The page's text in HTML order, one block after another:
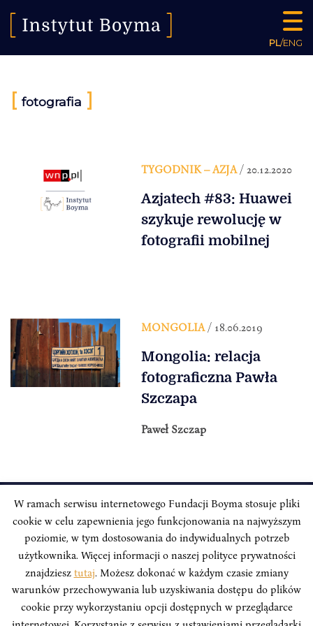
PL/ENG
[ fotografia ]
TYGODNIK – AZJA/ 20.12.2020
Azjatech #83: Huawei
szykuje rewolucję w
fotografii mobilnej
MONGOLIA/ 18.06.2019
Mongolia: relacja
fotograficzna Pawła
Szczapa
Paweł Szczap
INSTYTUT BOYMA / Asian Century
Adres korespondencyjny: ul. Freta 11/5, 00-027 Warszawa
Odwiedź nas w mediach społecznościowych:
W ramach serwisu internetowego Fundacji Boyma stosuje pliki
cookie w celu zapewnienia jego funkcjonowania na najwyższym
poziomie, w tym dostosowania do indywidualnych potrzeb
użytkownika. Więcej informacji o naszej polityce prywatności
znajdziesz tutaj. Możesz dokonać w każdym czasie zmiany
warunków przechowywania lub uzyskiwania dostępu do plików
cookie przy wykorzystaniu opcji dostępnych w przeglądarce